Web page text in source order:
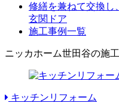
修繕を兼ねて交換し
玄関ドア
施工事例一覧
ニッカホーム世田谷の施
キッチンリフォーム